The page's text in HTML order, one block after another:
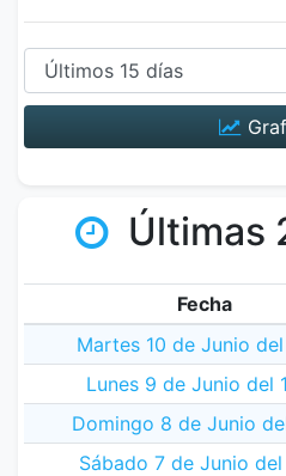
Últimas
Fecha
Martes 10 de Junio
Lunes 9 de Junio del
Domingo 8 de Junio
Sábado 7 de Junio del